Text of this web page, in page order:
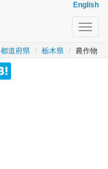
English
都道府県 栃木県 農作物